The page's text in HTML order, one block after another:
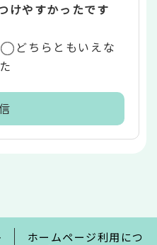
けやすかったです
どちらともいえな
ホームページ利用につ